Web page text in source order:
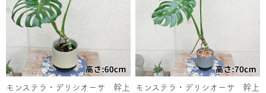
モンステラ・デリシオーサ 幹上
モンステラ・デリシオーサ 幹上